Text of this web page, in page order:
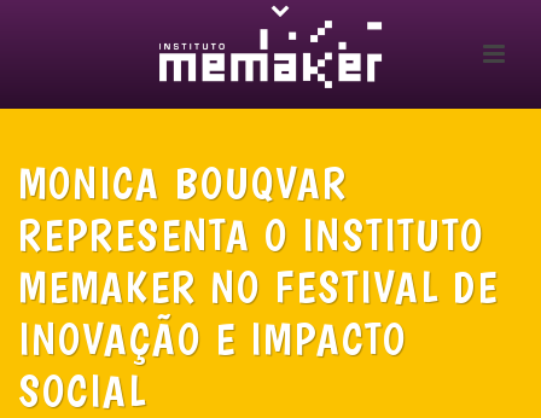
MONICA BOUQVAR
REPRESENTA O INSTITUTO
MEMAKER NO FESTIVAL DE
INOVAÇÃO E IMPACTO
SOCIAL